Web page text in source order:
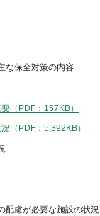
保全対策の内容
（PDF：157KB）
（PDF：5,392KB）
慮が必要な施設の状況